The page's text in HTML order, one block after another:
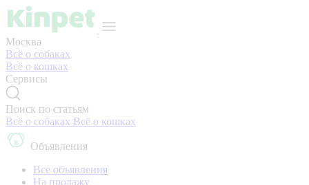
Москва
Всё о собаках
Всё о кошках
Сервисы
Поиск по статьям
Всё о собаках Всё о кошках
Объявления
Все объявления
На продажу